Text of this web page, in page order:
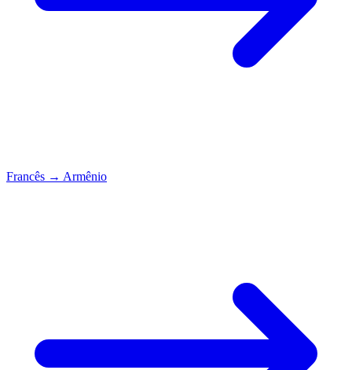
Francês → Armênio